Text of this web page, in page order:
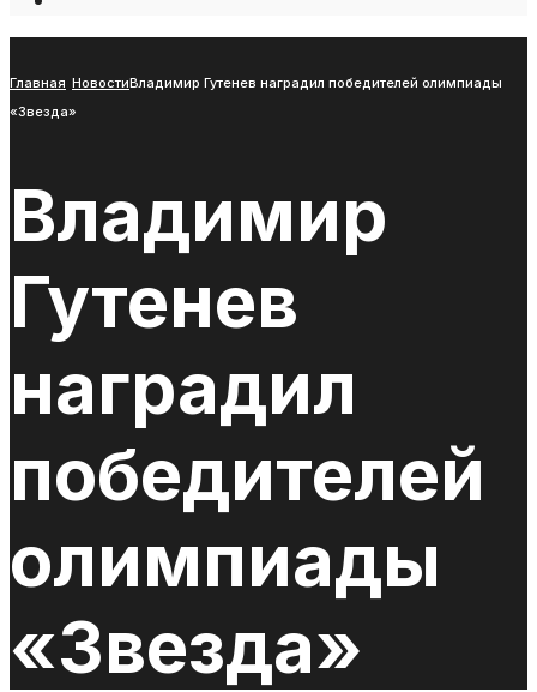
Главная НовостиВладимир Гутенев наградил победителей олимпиады
«Звезда»
Владимир
Гутенев
наградил
победителей
олимпиады
«Звезда»